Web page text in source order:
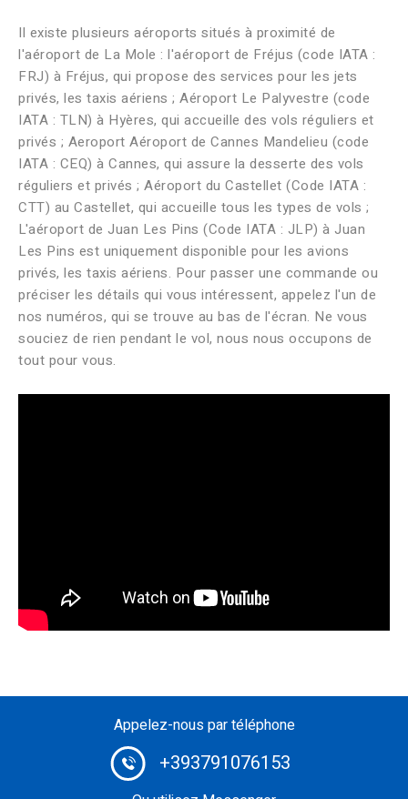
Il existe plusieurs aéroports situés à proximité de
l'aéroport de La Mole : l'aéroport de Fréjus (code IATA :
FRJ) à Fréjus, qui propose des services pour les jets
privés, les taxis aériens ; Aéroport Le Palyvestre (code
IATA : TLN) à Hyères, qui accueille des vols réguliers et
privés ; Aeroport Aéroport de Cannes Mandelieu (code
IATA : CEQ) à Cannes, qui assure la desserte des vols
réguliers et privés ; Aéroport du Castellet (Code IATA :
CTT) au Castellet, qui accueille tous les types de vols ;
L'aéroport de Juan Les Pins (Code IATA : JLP) à Juan
Les Pins est uniquement disponible pour les avions
privés, les taxis aériens. Pour passer une commande ou
préciser les détails qui vous intéressent, appelez l'un de
nos numéros, qui se trouve au bas de l'écran. Ne vous
souciez de rien pendant le vol, nous nous occupons de
tout pour vous.
Appelez-nous par téléphone
+393791076153